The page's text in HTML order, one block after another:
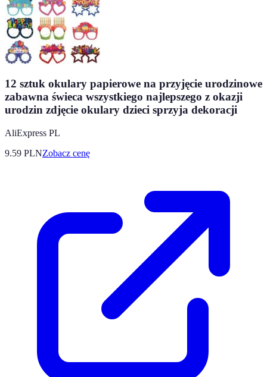
12 sztuk okulary papierowe na przyjęcie urodzinowe
zabawna świeca wszystkiego najlepszego z okazji
urodzin zdjęcie okulary dzieci sprzyja dekoracji
AliExpress PL
9.59 PLNZobacz cenę